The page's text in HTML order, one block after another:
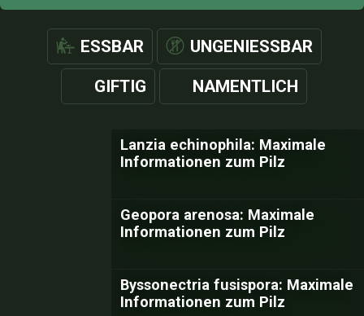
ESSBAR UNGENIESSBAR
GIFTIG NAMENTLICH
Lanzia echinophila: Maximale
Informationen zum Pilz
Geopora arenosa: Maximale
Informationen zum Pilz
Byssonectria fusispora: Maximale
Informationen zum Pilz